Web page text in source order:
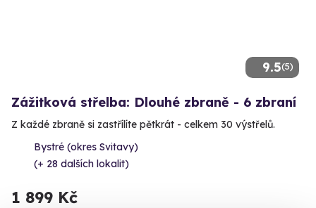
9.5(5)
Zážitková střelba: Dlouhé zbraně - 6 zbraní
Z každé zbraně si zastřílíte pětkrát - celkem 30 výstřelů.
Bystré (okres Svitavy)
(+ 28 dalších lokalit)
1 899 Kč